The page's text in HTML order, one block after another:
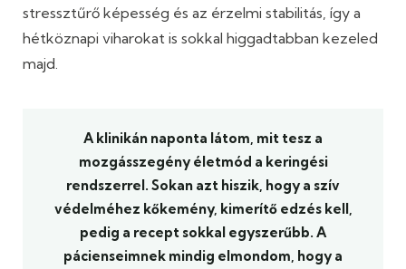
stressztűrő képesség és az érzelmi stabilitás, így a
hétköznapi viharokat is sokkal higgadtabban kezeled
majd.
A klinikán naponta látom, mit tesz a
mozgásszegény életmód a keringési
rendszerrel. Sokan azt hiszik, hogy a szív
védelméhez kőkemény, kimerítő edzés kell,
pedig a recept sokkal egyszerűbb. A
pácienseimnek mindig elmondom, hogy a